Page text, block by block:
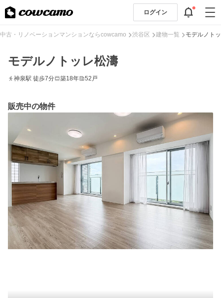
ログイン
中古・リノベーションマンションならcowcamo 渋谷区 建物一覧 モデルノト
モデルノトッレ松濤
神泉駅 徒歩7分 築18年 52戸
販売中の物件